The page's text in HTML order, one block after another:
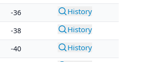
-36 History
-38 History
-40 History